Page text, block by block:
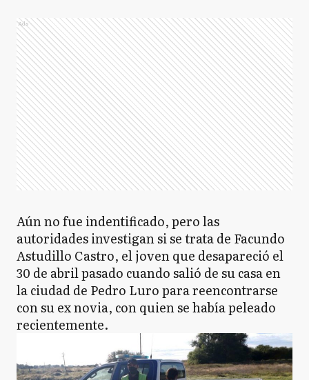
Ads
Aún no fue indentificado, pero las
autoridades investigan si se trata de Facundo
Astudillo Castro, el joven que desapareció el
30 de abril pasado cuando salió de su casa en
la ciudad de Pedro Luro para reencontrarse
con su ex novia, con quien se había peleado
recientemente.